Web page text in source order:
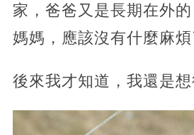
家，爸爸又是長期在外
媽媽，應該沒有什麼麻煩
後來我才知道，我還是想